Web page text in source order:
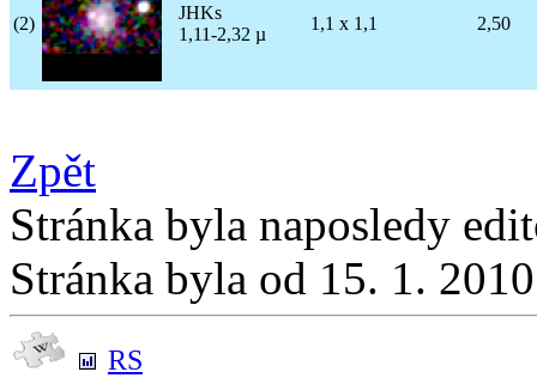
(2)
JHKs
1,11-2,32 µ
1,1 x 1,1 2,50
Zpět
Stránka byla naposledy
Stránka byla od 15. 1.
RS